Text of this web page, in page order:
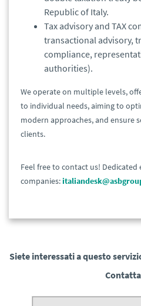
Republic of Italy.
Tax advisory and TAX
transactional advisory,
compliance,
authorities).
We operate on multiple levels,
to individual needs, aiming to
modern approaches, and ensure
clients.
Feel free to contact us!
companies:
Siete interessati a questo